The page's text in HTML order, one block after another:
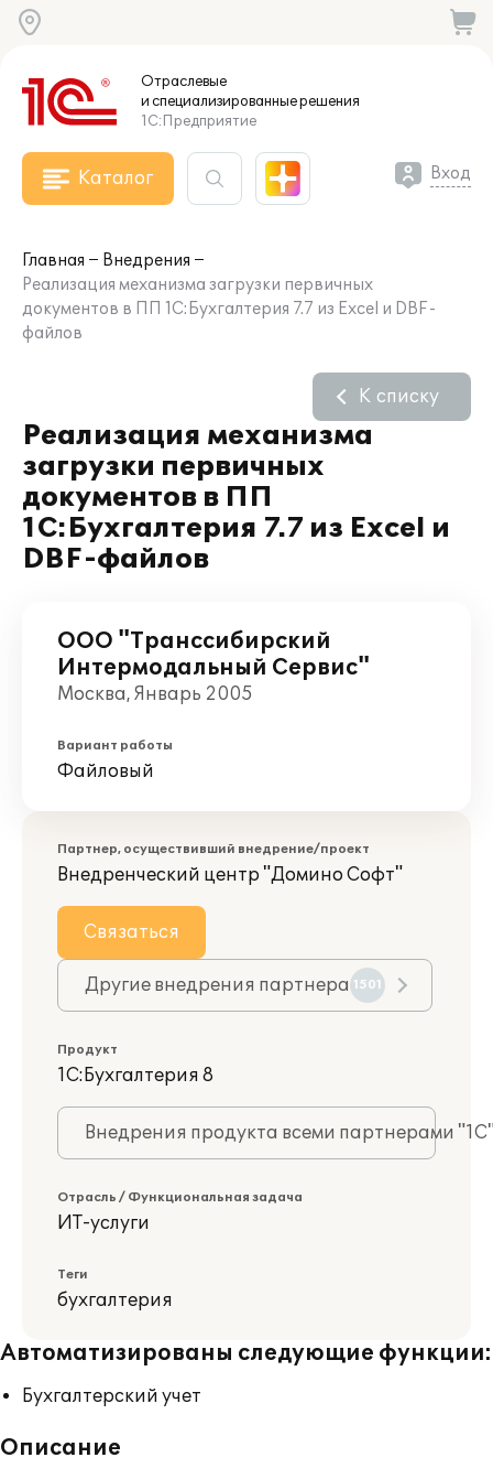
Отраслевые
и специализированныерешения
1С:Предприятие
Каталог Вход
Главная
Внедрения
Реализация механизма загрузки первичных
документов в ПП 1С:Бухгалтерия 7.7 из Excel и DBF-
файлов
Реализация механизма
загрузки первичных
документов в ПП
1С:Бухгалтерия 7.7 из Excel и
DBF-файлов
К списку
ООО "Транссибирский
Интермодальный Сервис"
Москва, Январь 2005
Вариант работы
Файловый
Партнер, осуществивший внедрение/проект
Внедренческий центр "Домино Софт"
Связаться
Другие внедрения партнера 1501
Продукт
1С:Бухгалтерия 8
Внедрения продукта всеми партнерами
Отрасль / Функциональная задача
ИТ-услуги
Теги
бухгалтерия
Автоматизированы следующие функции:
Бухгалтерский учет
Описание